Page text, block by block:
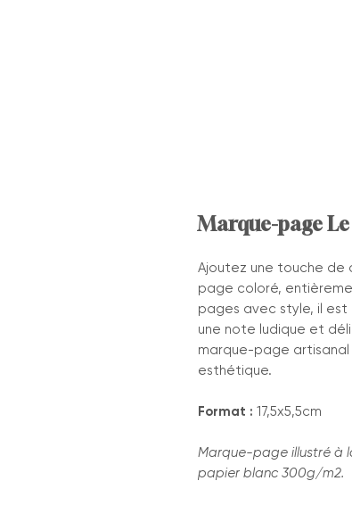
Marque-page
Ajoutez une touche de
page coloré,
pages avec style, il
une note ludique et
marque-page
esthétique.
Format : 17,5x5,5cm
Marque-page illustré à
papier blanc 300g/m2.